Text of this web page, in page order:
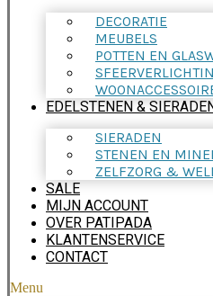
DECORATIE
MEUBELS
POTTEN EN
EDELSTENEN &
SIERADEN
STENEN EN
ZELFZORG &
SALE
MIJN ACCOUNT
OVER PATIPADA
KLANTENSERVICE
CONTACT
Menu